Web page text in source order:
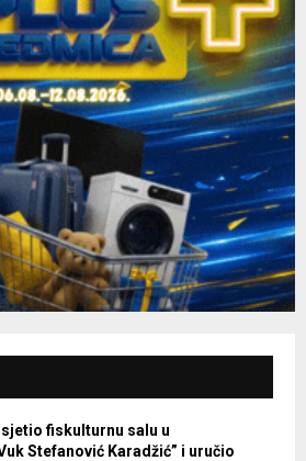
fiskulturnu salu u
Stefanović Karadžić” i uručio